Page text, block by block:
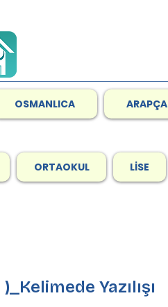
OSMANLICA ARAPÇA
ORTAOKUL LİSE
Nun ( ن )_Kelimede Yazılışı